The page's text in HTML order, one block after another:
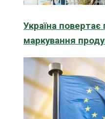
Україна повертає
маркування